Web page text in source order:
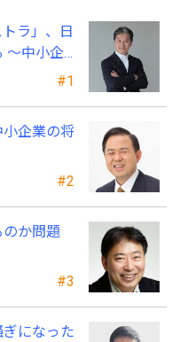
#1
ラ」、日
～中小企
用・業務・
#2
小企業の将
#3
のか問題
になった